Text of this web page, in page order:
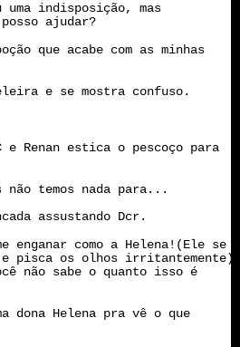
indisposição, mas
ajudar?
que acabe com as minhas
e se mostra confuso.
Renan estica o pescoço para
não temos nada para...
assustando Dcr.
enganar como a Helena!(Ele se
pisca os olhos irritantemente)
não sabe o quanto isso é
dona Helena pra vê o que